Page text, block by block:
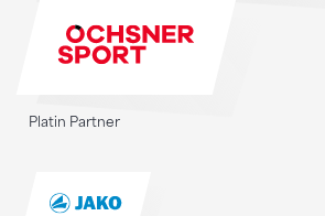
Platin Partner